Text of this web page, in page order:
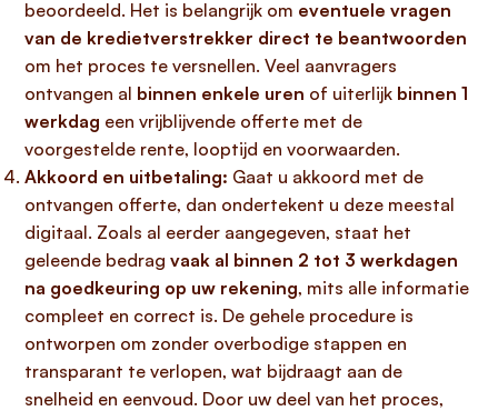
beoordeeld. Het is belangrijk om eventuele vragen
van de kredietverstrekker direct te beantwoorden
om het proces te versnellen. Veel aanvragers
ontvangen al binnen enkele uren of uiterlijk binnen 1
werkdag een vrijblijvende offerte met de
voorgestelde rente, looptijd en voorwaarden.
Akkoord en uitbetaling: Gaat u akkoord met de
ontvangen offerte, dan ondertekent u deze meestal
digitaal. Zoals al eerder aangegeven, staat het
geleende bedrag vaak al binnen 2 tot 3 werkdagen
na goedkeuring op uw rekening, mits alle informatie
compleet en correct is. De gehele procedure is
ontworpen om zonder overbodige stappen en
transparant te verlopen, wat bijdraagt aan de
snelheid en eenvoud. Door uw deel van het proces,